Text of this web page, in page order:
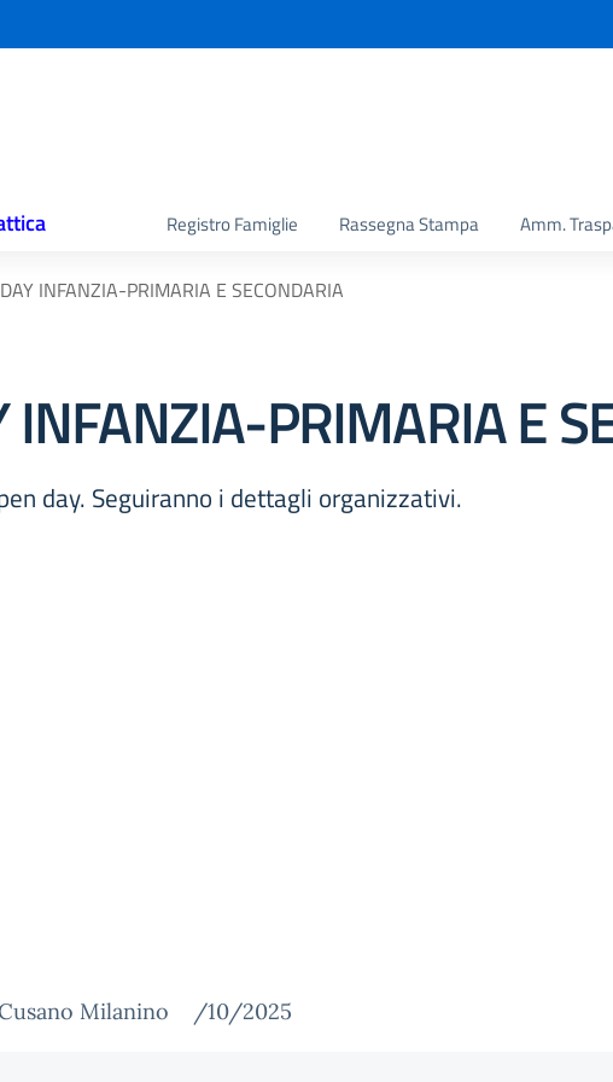
Registro Famiglie Rassegna Stampa Amm.
INFANZIA-PRIMARIA E SECONDARIA
INFANZIA-PRIMARIA E
day. Seguiranno i dettagli organizzativi.
Milanino /10/2025